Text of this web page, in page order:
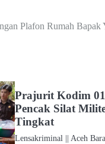
Plafon Rumah Bapak
Prajurit Kodim
Pencak Silat
Tingkat
Lensakriminal || Aceh